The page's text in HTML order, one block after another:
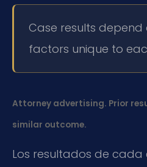
Case results
factors unique to
Attorney advertising. Prior
similar outcome.
Los resultados de